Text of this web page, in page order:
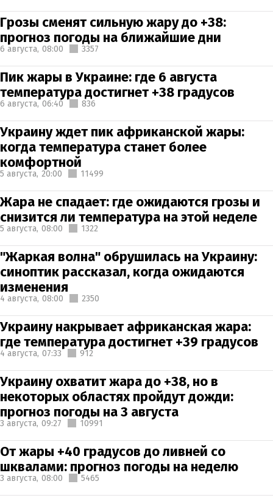
Грозы сменят сильную жару до +38:
прогноз погоды на ближайшие дни
6 августа, 08:00 3357
Пик жары в Украине: где 6 августа
температура достигнет +38 градусов
6 августа, 06:40 836
Украину ждет пик африканской жары:
когда температура станет более
комфортной
5 августа, 20:00 11499
Жара не спадает: где ожидаются грозы и
снизится ли температура на этой неделе
5 августа, 08:00 1322
"Жаркая волна" обрушилась на Украину:
синоптик рассказал, когда ожидаются
изменения
4 августа, 08:00 2350
Украину накрывает африканская жара:
где температура достигнет +39 градусов
4 августа, 07:33 912
Украину охватит жара до +38, но в
некоторых областях пройдут дожди:
прогноз погоды на 3 августа
3 августа, 09:27 10991
От жары +40 градусов до ливней со
шквалами: прогноз погоды на неделю
3 августа, 08:00 5465